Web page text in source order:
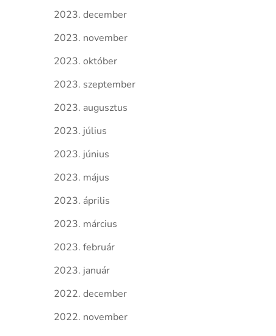
2023. december
2023. november
2023. október
2023. szeptember
2023. augusztus
2023. július
2023. június
2023. május
2023. április
2023. március
2023. február
2023. január
2022. december
2022. november